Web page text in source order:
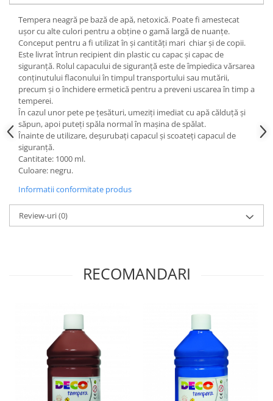
Dezvoltarea limbajului
Figurine
Mobilier gradinita
Montessori
Spații de joacă
Educatie inovativa
Anatomie
Comunicare
Dezvoltare timpurie
Experimente
Forme
Joc imaginativ
Lumina
Pregătire pentru școală
Sortare si numarare
Mărgele de călcat HAMA
Hama Maxi Sticks
Margele HAMA MAXI
Tempera neagră pe bază de apă, netoxică. Poate fi amestecat
ușor cu alte culori pentru a obține o gamă largă de nuanțe.
Conceput pentru a fi utilizat în și cantități mari chiar și de copii.
Este livrat întrun recipient din plastic cu capac și capac de
siguranță. Rolul capacului de siguranță este de împiedica vărsarea
conținutului flaconului în timpul transportului sau mutării,
precum și o închidere ermetică pentru a preveni uscarea în timp a
temperei.
În cazul unor pete pe țesături, umeziți imediat cu apă călduță și
săpun, apoi puteți spăla normal în mașina de spălat.
Înainte de utilizare, deșurubați capacul și scoateți capacul de
siguranță.
Cantitate: 1000 ml.
Culoare: negru.
Informatii conformitate produs
Review-uri(0)
RECOMANDARI